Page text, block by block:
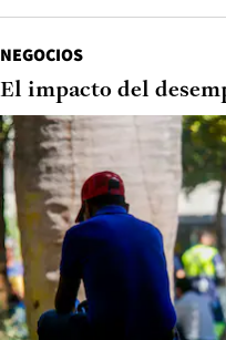
NEGOCIOS
El impacto del